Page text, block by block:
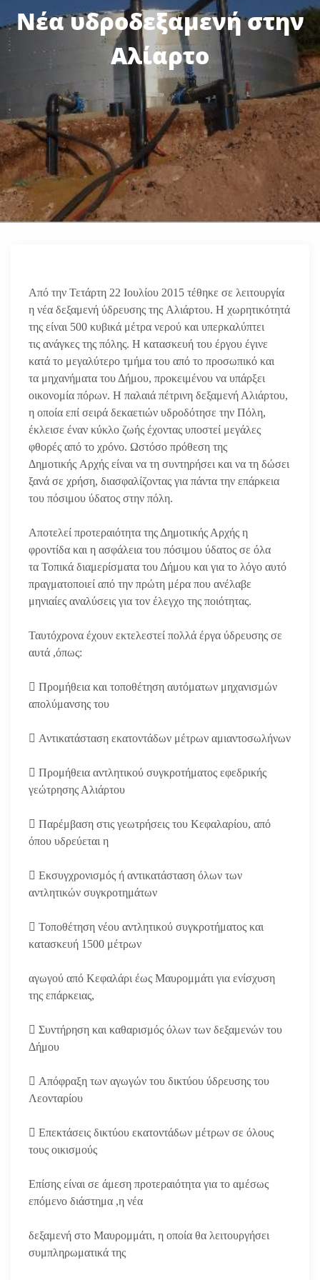
Νέα υδροδεξαμενή στην
Αλίαρτο
Από την Τετάρτη 22 Ιουλίου 2015 τέθηκε σε λειτουργία
η νέα δεξαμενή ύδρευσης της Αλιάρτου. Η χωρητικότητά
της είναι 500 κυβικά μέτρα νερού και υπερκαλύπτει
τις ανάγκες της πόλης. Η κατασκευή του έργου έγινε
κατά το μεγαλύτερο τμήμα του από το προσωπικό και
τα μηχανήματα του Δήμου, προκειμένου να υπάρξει
οικονομία πόρων. Η παλαιά πέτρινη δεξαμενή Αλιάρτου,
η οποία επί σειρά δεκαετιών υδροδότησε την Πόλη,
έκλεισε έναν κύκλο ζωής έχοντας υποστεί μεγάλες
φθορές από το χρόνο. Ωστόσο πρόθεση της
Δημοτικής Αρχής είναι να τη συντηρήσει και να τη δώσει
ξανά σε χρήση, διασφαλίζοντας για πάντα την επάρκεια
του πόσιμου ύδατος στην πόλη.
Αποτελεί προτεραιότητα της Δημοτικής Αρχής η
φροντίδα και η ασφάλεια του πόσιμου ύδατος σε όλα
τα Τοπικά διαμερίσματα του Δήμου και για το λόγο αυτό
πραγματοποιεί από την πρώτη μέρα που ανέλαβε
μηνιαίες αναλύσεις για τον έλεγχο της ποιότητας.
Ταυτόχρονα έχουν εκτελεστεί πολλά έργα ύδρευσης σε
αυτά ,όπως:
 Προμήθεια και τοποθέτηση αυτόματων μηχανισμών
απολύμανσης του
 Αντικατάσταση εκατοντάδων μέτρων αμιαντοσωλήνων
 Προμήθεια αντλητικού συγκροτήματος εφεδρικής
γεώτρησης Αλιάρτου
 Παρέμβαση στις γεωτρήσεις του Κεφαλαρίου, από
όπου υδρεύεται η
 Εκσυγχρονισμός ή αντικατάσταση όλων των
αντλητικών συγκροτημάτων
 Τοποθέτηση νέου αντλητικού συγκροτήματος και
κατασκευή 1500 μέτρων
αγωγού από Κεφαλάρι έως Μαυρομμάτι για ενίσχυση
της επάρκειας,
 Συντήρηση και καθαρισμός όλων των δεξαμενών του
Δήμου
 Απόφραξη των αγωγών του δικτύου ύδρευσης του
Λεονταρίου
 Επεκτάσεις δικτύου εκατοντάδων μέτρων σε όλους
τους οικισμούς
Επίσης είναι σε άμεση προτεραιότητα για το αμέσως
επόμενο διάστημα ,η νέα
δεξαμενή στο Μαυρομμάτι, η οποία θα λειτουργήσει
συμπληρωματικά της